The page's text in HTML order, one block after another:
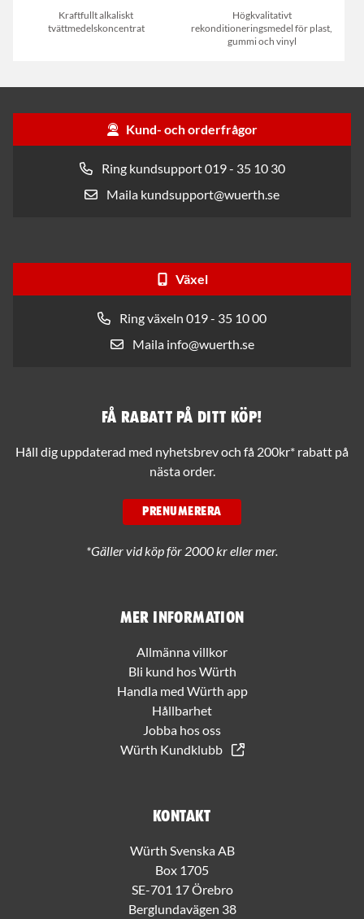
Kraftfullt alkaliskt
tvättmedelskoncentrat
Högkvalitativt
rekonditioneringsmedel för plast,
gummi och vinyl
Kund- och orderfrågor
Ring kundsupport 019 - 35 10 30
Maila kundsupport@wuerth.se
Växel
Ring växeln 019 - 35 10 00
Maila info@wuerth.se
Mer information
Allmänna villkor
Bli kund hos Würth
Handla med Würth app
Hållbarhet
Jobba hos oss
Würth Kundklubb
Kontakt
Würth Svenska AB
Box 1705
SE-701 17 Örebro
Berglundavägen 38
Få rabatt på ditt köp!
Håll dig uppdaterad med nyhetsbrev och få 200kr* rabatt på
nästa order.
PRENUMERERA
*Gäller vid köp för 2000 kr eller mer.